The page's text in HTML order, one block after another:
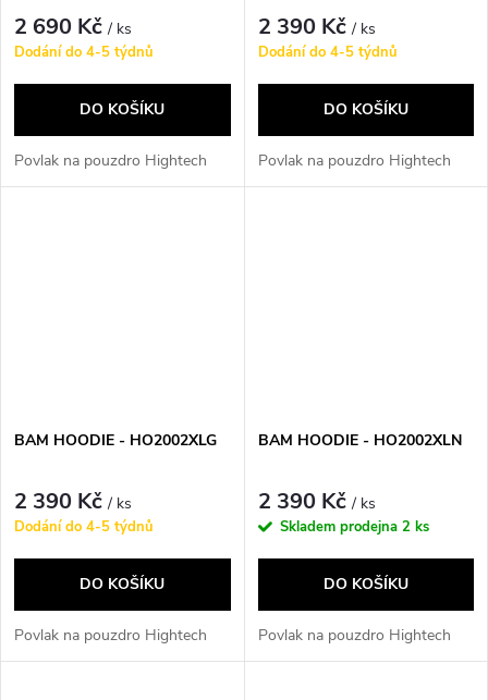
2 690 Kč/ ks
Dodání do 4-5 týdnů
DO KOŠÍKU
Povlak na pouzdro Hightech
2 390 Kč/ ks
Dodání do 4-5 týdnů
DO KOŠÍKU
Povlak na pouzdro Hightech
BAM HOODIE - HO2002XLG
2 390 Kč/ ks
Dodání do 4-5 týdnů
DO KOŠÍKU
Povlak na pouzdro Hightech
BAM HOODIE - HO2002XLN
2 390 Kč/ ks
Skladem prodejna 2 ks
DO KOŠÍKU
Povlak na pouzdro Hightech